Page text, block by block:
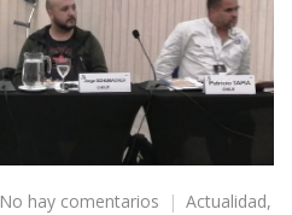
No hay comentarios
en Actualidad,